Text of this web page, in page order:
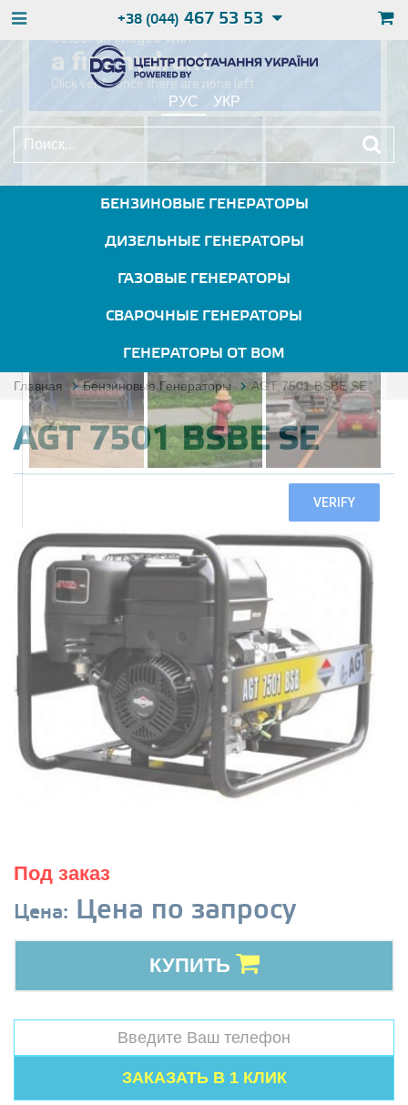
+38 (044) 467 53 53
РУС УКР
БЕНЗИНОВЫЕ ГЕНЕРАТОРЫ
ДИЗЕЛЬНЫЕ ГЕНЕРАТОРЫ
ГАЗОВЫЕ ГЕНЕРАТОРЫ
СВАРОЧНЫЕ ГЕНЕРАТОРЫ
ГЕНЕРАТОРЫ ОТ ВОМ
Главная Бензиновые Генераторы AGT 7501 BSBE SE
AGT 7501 BSBE SE
Под заказ
Цена: Цена по запросу
КУПИТЬ